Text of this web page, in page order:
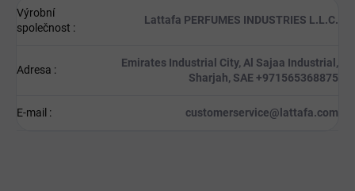
Výrobní
společnost :
Lattafa PERFUMES INDUSTRIES L.L.C.
Adresa :
Emirates Industrial City, Al Sajaa Industrial,
Sharjah, SAE +971565368875
E-mail : customerservice@lattafa.com